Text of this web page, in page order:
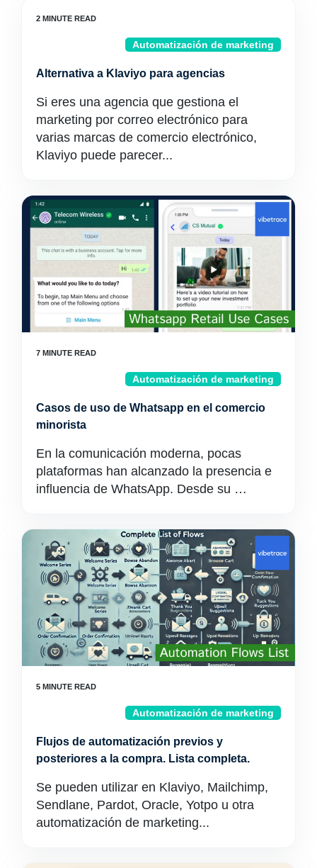
Automatización de marketing
Alternativa a Klaviyo para agencias
Si eres una agencia que gestiona el
marketing por correo electrónico para
varias marcas de comercio electrónico,
Klaviyo puede parecer...
Automatización de marketing
Casos de uso de Whatsapp en el comercio
minorista
En la comunicación moderna, pocas
plataformas han alcanzado la presencia e
influencia de WhatsApp. Desde su …
Automatización de marketing
Flujos de automatización previos y
posteriores a la compra. Lista completa.
Se pueden utilizar en Klaviyo, Mailchimp,
Sendlane, Pardot, Oracle, Yotpo u otra
automatización de marketing...